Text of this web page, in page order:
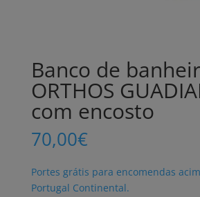
Banco de
ORTHOS
com encosto
70,00€
Portes grátis para encomendas
Portugal Continental.